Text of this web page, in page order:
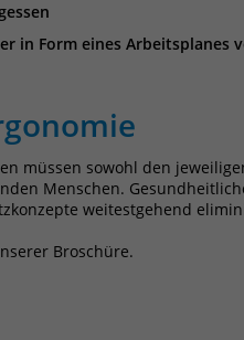
in Form eines Arbeitsplanes
müssen sowohl den
Menschen.
weitestgehend
Broschüre.
Matomo
30 Minuten
Session Daten zu